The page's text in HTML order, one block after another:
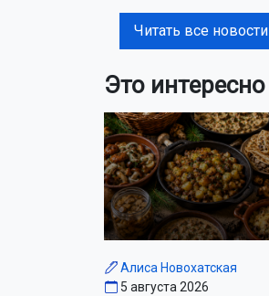
Читать все новости
Это интересно
Алиса Новохатская
5 августа 2026